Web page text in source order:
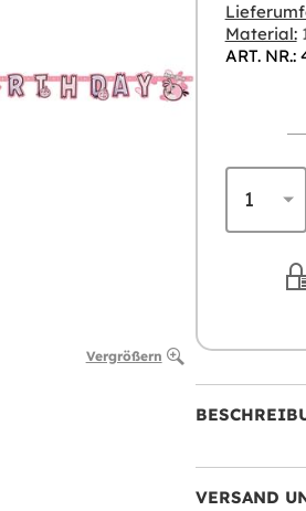
Vergrößern
Material:
ART. NR.:
VERSAND